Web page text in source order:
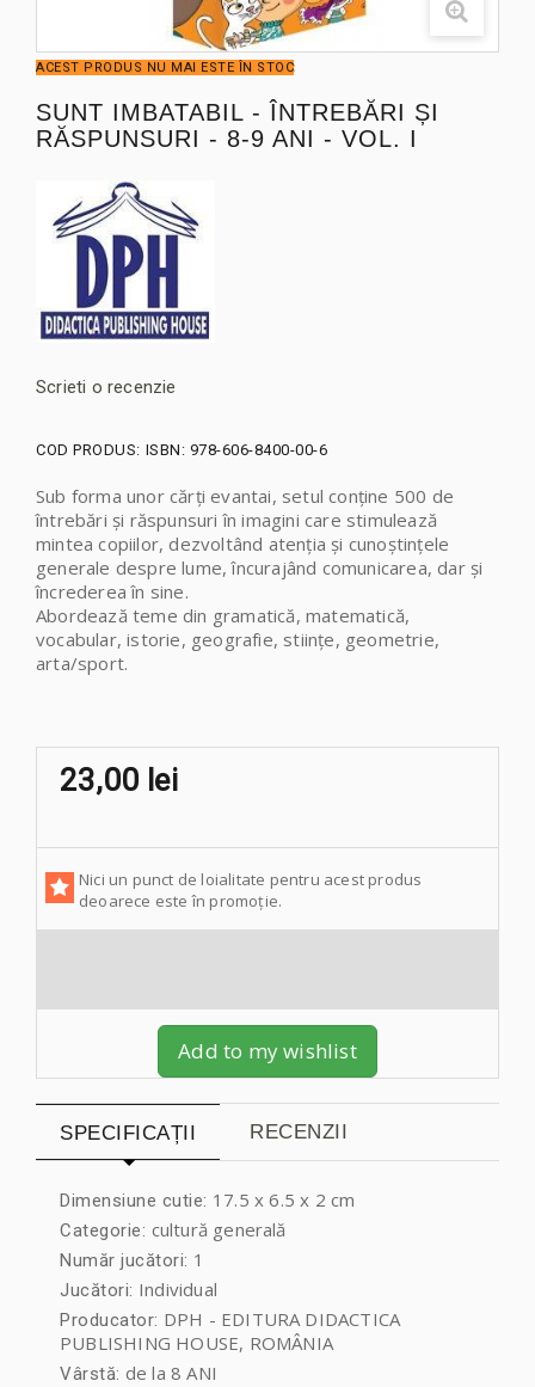
ACEST PRODUS NU MAI ESTE ÎN STOC
SUNT IMBATABIL - ÎNTREBĂRI ȘI
RĂSPUNSURI - 8-9 ANI - VOL. I
Scrieti o recenzie
COD PRODUS: ISBN: 978-606-8400-00-6
Sub forma unor cărți evantai, setul conține 500 de
întrebări și răspunsuri în imagini care stimulează
mintea copiilor, dezvoltând atenția și cunoștințele
generale despre lume, încurajând comunicarea, dar și
încrederea în sine.
Abordează teme din gramatică, matematică,
vocabular, istorie, geografie, stiințe, geometrie,
arta/sport.
23,00 lei
Nici un punct de loialitate pentru acest produs
deoarece este în promoție.
Add to my wishlist
SPECIFICAȚII RECENZII
Dimensiune cutie: 17.5 x 6.5 x 2 cm
Categorie: cultură generală
Număr jucători: 1
Jucători: Individual
Producator: DPH - EDITURA DIDACTICA
PUBLISHING HOUSE, ROMÂNIA
Vârstă: de la 8 ANI